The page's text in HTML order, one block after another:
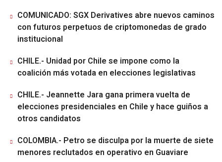
COMUNICADO: SGX Derivatives abre nuevos caminos
con futuros perpetuos de criptomonedas de grado
institucional
CHILE.- Unidad por Chile se impone como la
coalición más votada en elecciones legislativas
CHILE.- Jeannette Jara gana primera vuelta de
elecciones presidenciales en Chile y hace guiños a
otros candidatos
COLOMBIA.- Petro se disculpa por la muerte de siete
menores reclutados en operativo en Guaviare